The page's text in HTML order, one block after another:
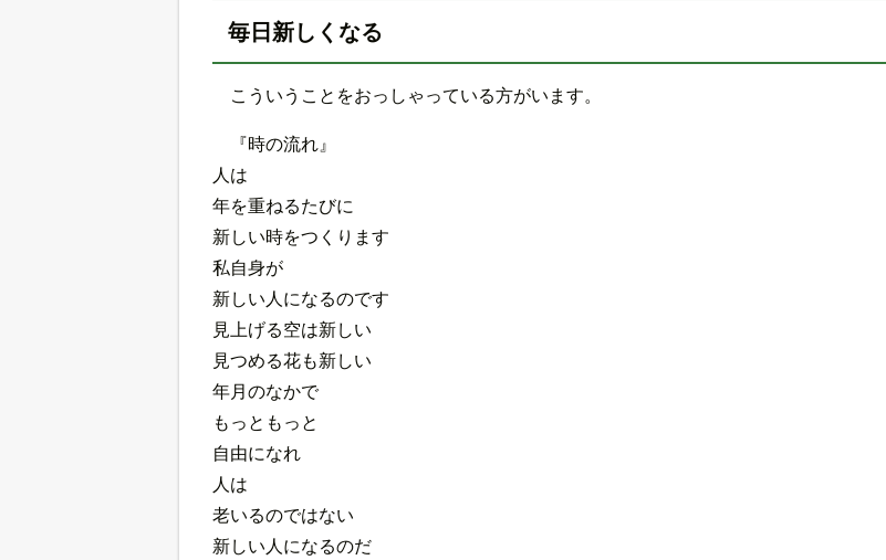
毎日新しくなる
こういうことをおっしゃっている方がいます。
『時の流れ』
人は
年を重ねるたびに
新しい時をつくります
私自身が
新しい人になるのです
見上げる空は新しい
見つめる花も新しい
年月のなかで
もっともっと
自由になれ
人は
老いるのではない
新しい人になるのだ